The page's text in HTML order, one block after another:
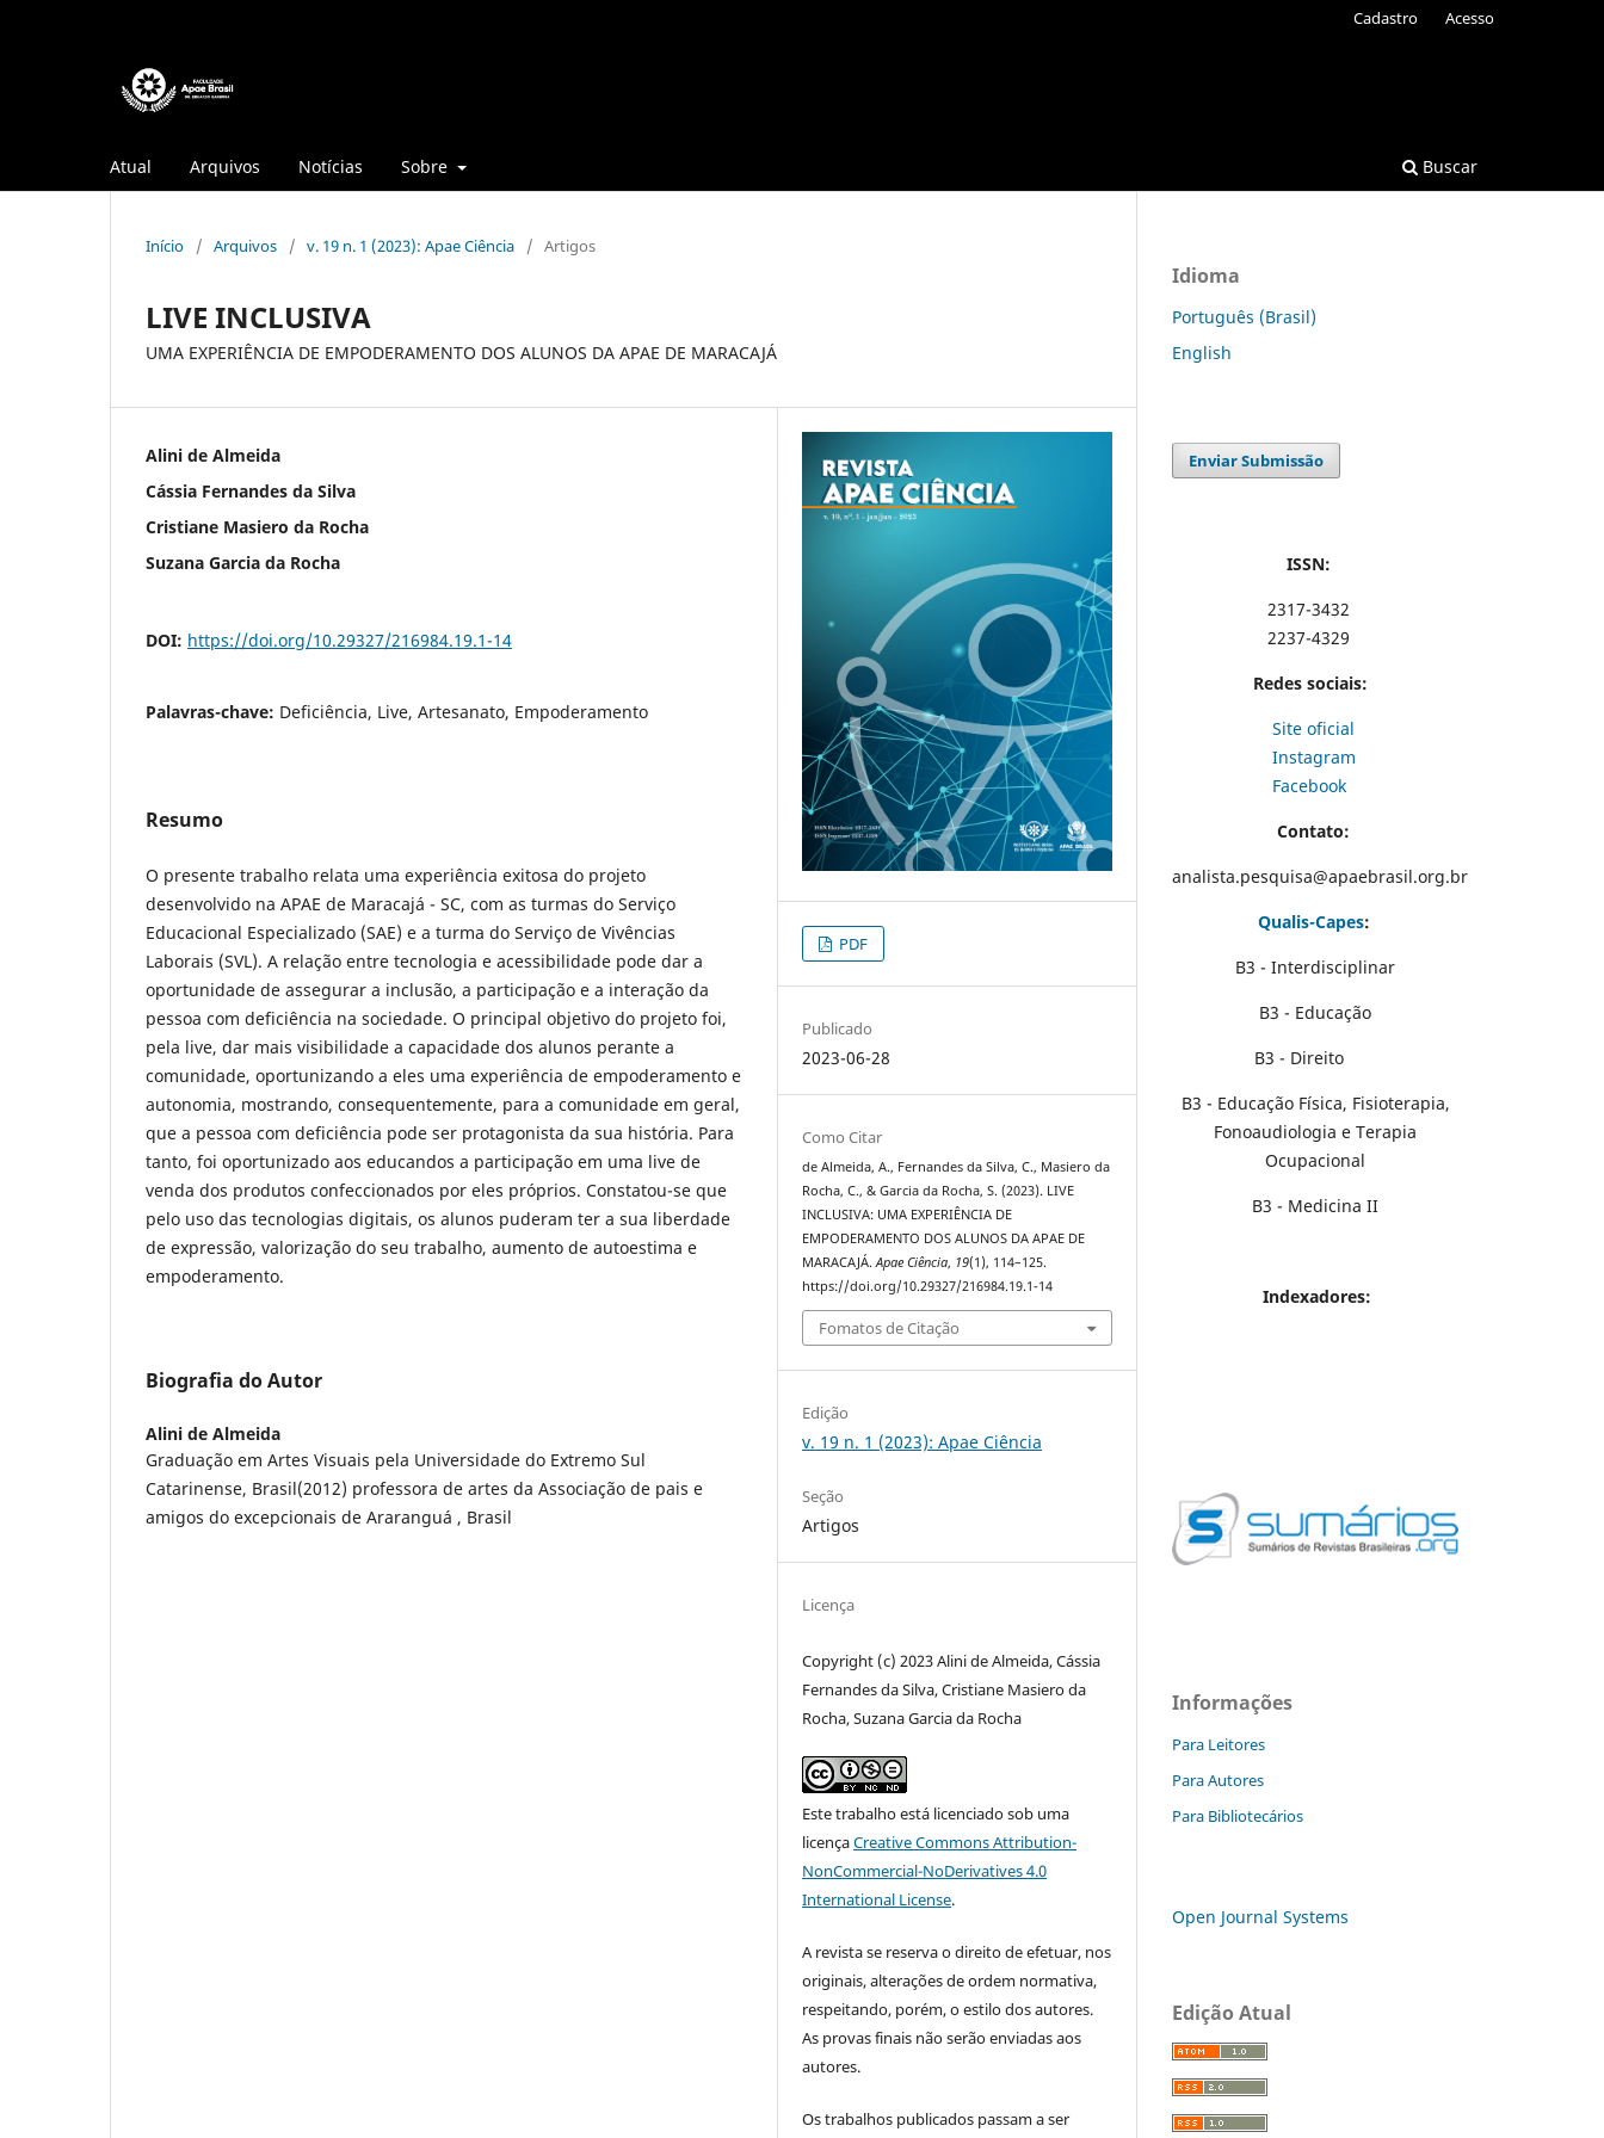
Atual Arquivos Notícias Sobre Buscar
Cadastro Acesso
Início / Arquivos / v. 19 n. 1 (2023): Apae Ciência / Artigos
LIVE INCLUSIVA
UMA EXPERIÊNCIA DE EMPODERAMENTO DOS ALUNOS DA APAE DE MARACAJÁ
Alini de Almeida
Cássia Fernandes da Silva
Cristiane Masiero da Rocha
Suzana Garcia da Rocha
DOI: https://doi.org/10.29327/216984.19.1-14
Palavras-chave: Deficiência, Live, Artesanato, Empoderamento
Resumo
O presente trabalho relata uma experiência exitosa do projeto
desenvolvido na APAE de Maracajá - SC, com as turmas do Serviço
Educacional Especializado (SAE) e a turma do Serviço de Vivências
Laborais (SVL). A relação entre tecnologia e acessibilidade pode dar a
oportunidade de assegurar a inclusão, a participação e a interação da
pessoa com deficiência na sociedade. O principal objetivo do projeto foi,
pela live, dar mais visibilidade a capacidade dos alunos perante a
comunidade, oportunizando a eles uma experiência de empoderamento e
autonomia, mostrando, consequentemente, para a comunidade em geral,
que a pessoa com deficiência pode ser protagonista da sua história. Para
tanto, foi oportunizado aos educandos a participação em uma live de
venda dos produtos confeccionados por eles próprios. Constatou-se que
pelo uso das tecnologias digitais, os alunos puderam ter a sua liberdade
de expressão, valorização do seu trabalho, aumento de autoestima e
empoderamento.
Biografia do Autor
Alini de Almeida
Graduação em Artes Visuais pela Universidade do Extremo Sul
Catarinense, Brasil(2012) professora de artes da Associação de pais e
amigos do excepcionais de Araranguá , Brasil
PDF
Publicado
2023-06-28
Como Citar
de Almeida, A., Fernandes da Silva, C., Masiero da
Rocha, C., & Garcia da Rocha, S. (2023). LIVE
INCLUSIVA: UMA EXPERIÊNCIA DE
EMPODERAMENTO DOS ALUNOS DA APAE DE
MARACAJÁ.Apae Ciência, 19(1), 114–125.
https://doi.org/10.29327/216984.19.1-14
Fomatos de Citação
Edição
v. 19 n. 1 (2023): Apae Ciência
Seção
Artigos
Licença
Copyright (c) 2023 Alini de Almeida, Cássia
Fernandes da Silva, Cristiane Masiero da
Rocha, Suzana Garcia da Rocha
Este trabalho está licenciado sob uma
licençaCreative Commons Attribution-
NonCommercial-NoDerivatives 4.0
International License.
A revista se reserva o direito de efetuar, nos
originais, alterações de ordem normativa,
respeitando, porém, o estilo dos autores.
As provas finais não serão enviadas aos
autores.
Os trabalhos publicados passam a ser
Idioma
Português (Brasil)
English
Enviar Submissão
ISSN:
2317-3432
2237-4329
Redes sociais:
Site oficial
Instagram
Facebook
Contato:
analista.pesquisa@apaebrasil.org.br
Qualis-Capes:
B3 - Interdisciplinar
B3 - Educação
B3 - Direito
B3 - Educação Física, Fisioterapia,
Fonoaudiologia e Terapia
Ocupacional
B3 - Medicina II
Indexadores:
Informações
Para Leitores
Para Autores
Para Bibliotecários
Open Journal Systems
Edição Atual